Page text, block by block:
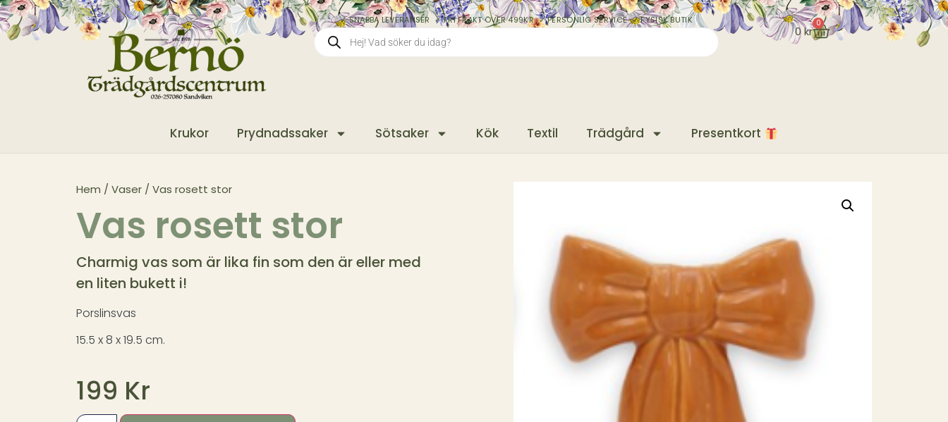
✓ SNABBA LEVERANSER ✓ FRI FRAKT ÖVER 499KR ✓ PERSONLIG SERVICE ✓ FYSISK BUTIK
0kr
0
Krukor Prydnadssaker Sötsaker Kök Textil Trädgård Presentkort
Hem / Vaser/ Vas rosett stor
Vas rosett stor
Charmig vas som är lika fin som den är eller med
en liten bukett i!
Porslinsvas
15.5 x 8 x 19.5 cm.
199 Kr